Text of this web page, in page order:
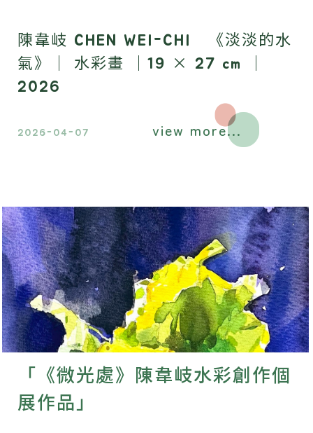
陳韋岐 CHEN WEI-CHI 《淡淡的水
氣》｜ 水彩畫 ｜19 × 27 cm ｜
2026
2026-04-07 view more...
「《微光處》陳韋岐水彩創作個
展作品」